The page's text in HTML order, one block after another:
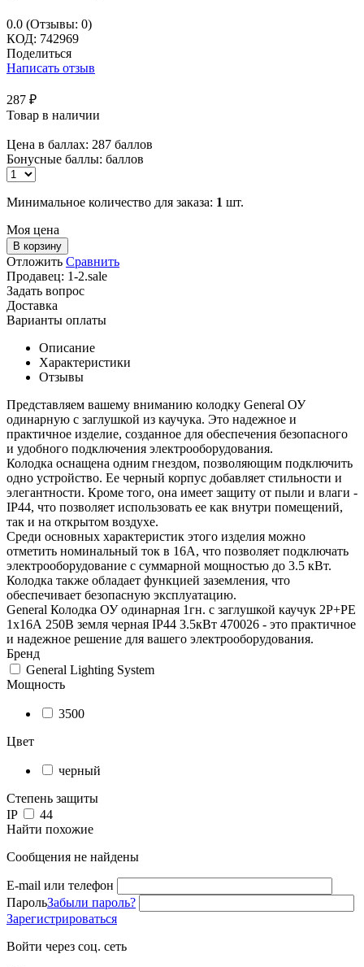
0.0 (Отзывы: 0)
КОД: 742969
Поделиться
Написать отзыв
287 ₽
Товар в наличии
Цена в баллах: 287 баллов
Бонусные баллы: баллов
Минимальное количество для заказа: 1 шт.
Моя цена
В корзину
Отложить Сравнить
Продавец: 1-2.sale
Задать вопрос
Доставка
Варианты оплаты
Описание
Характеристики
Отзывы
Представляем вашему вниманию колодку General ОУ
одинарную с заглушкой из каучука. Это надежное и
практичное изделие, созданное для обеспечения безопасного
и удобного подключения электрооборудования.
Колодка оснащена одним гнездом, позволяющим подключить
одно устройство. Ее черный корпус добавляет стильности и
элегантности. Кроме того, она имеет защиту от пыли и влаги -
IP44, что позволяет использовать ее как внутри помещений,
так и на открытом воздухе.
Среди основных характеристик этого изделия можно
отметить номинальный ток в 16А, что позволяет подключать
электрооборудование с суммарной мощностью до 3.5 кВт.
Колодка также обладает функцией заземления, что
обеспечивает безопасную эксплуатацию.
General Колодка ОУ одинарная 1гн. с заглушкой каучук 2P+PE
1х16А 250В земля черная IP44 3.5кВт 470026 - это практичное
и надежное решение для вашего электрооборудования.
Бренд
General Lighting System
Мощность
3500
Цвет
черный
Степень защиты
IP
44
Найти похожие
Сообщения не найдены
E-mail или телефон
ПарольЗабыли пароль?
Зарегистрироваться
Войти через соц. сеть